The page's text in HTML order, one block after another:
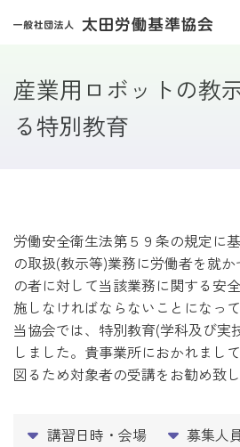
産業用ロボットの教
る特別教育
労働安全衛生法第５９条の規定に
の取扱(教示等)業務に労働者を就
の者に対して当該業務に関する安
施しなければならないことになって
当協会では、特別教育(学科及び実
しました。貴事業所におかれまし
図るため対象者の受講をお勧め致し
講習日時・会場 募集人員